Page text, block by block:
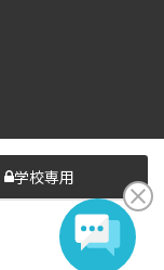
学校専用